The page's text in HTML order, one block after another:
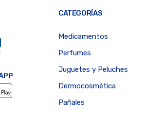
CATEGORÍAS
Medicamentos
Perfumes
Juguetes y Peluches
Dermocosmética
Pañales